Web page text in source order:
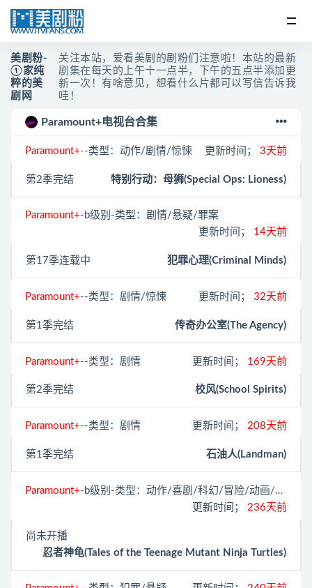
美剧粉-
①家纯
粹的美
剧网
关注本站，爱看美剧的剧粉们注意啦！本站的最新
剧集在每天的上午十一点半，下午的五点半添加更
新一次！有啥意见，想看什么片都可以写信告诉我
哇！
Paramount+电视台合集
Paramount+--类型：动作/剧情/惊悚 更新时间； 3天前
第2季完结 特别行动：母狮(Special Ops: Lioness)
Paramount+-b级别-类型：剧情/悬疑/罪案
更新时间；
14天前
第17季连载中 犯罪心理(Criminal Minds)
Paramount+--类型：剧情/惊悚 更新时间； 32天前
第1季完结 传奇办公室(The Agency)
Paramount+--类型：剧情 更新时间； 169天前
第2季完结 校风(School Spirits)
Paramount+--类型：剧情 更新时间； 208天前
第1季完结 石油人(Landman)
Paramount+-b级别-类型：动作/喜剧/科幻/冒险/动画/奇幻
更新时间；
236天前
尚未开播
忍者神龟(Tales of the Teenage Mutant Ninja Turtles)